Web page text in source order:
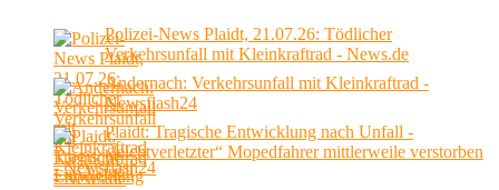
Polizei-News Plaidt, 21.07.26: Tödlicher
Verkehrsunfall mit Kleinkraftrad - News.de
Andernach: Verkehrsunfall mit Kleinkraftrad -
Newsflash24
Plaidt: Tragische Entwicklung nach Unfall -
„leichtverletzter“ Mopedfahrer mittlerweile verstorben
- 56Aktuell